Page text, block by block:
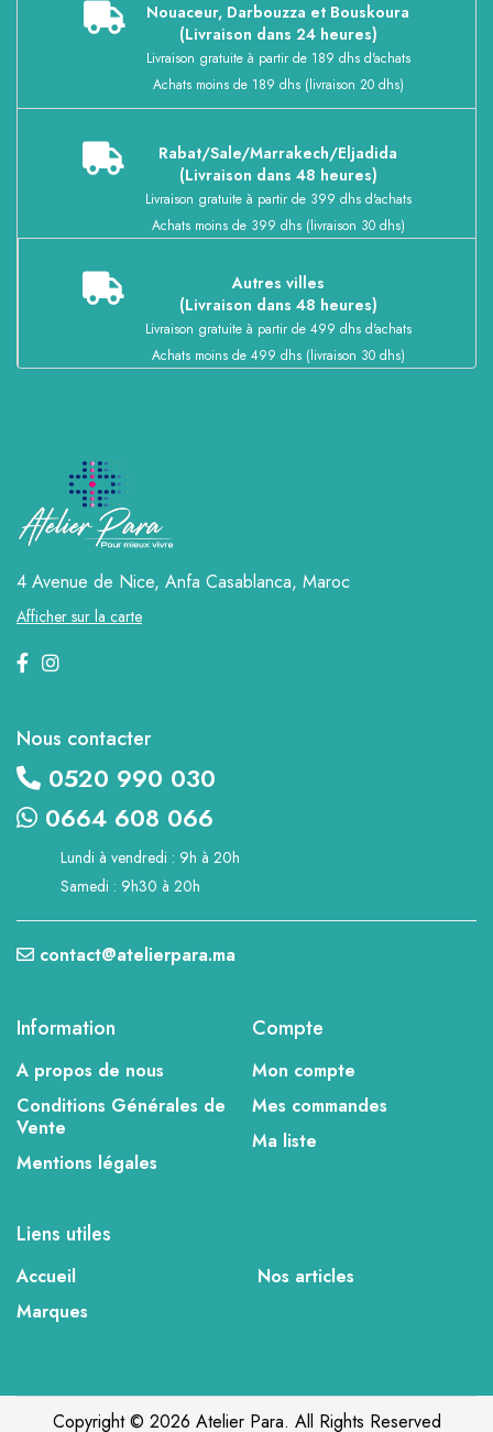
Nouaceur, Darbouzza et Bouskoura
(Livraison dans 24 heures)
Livraison gratuite à partir de 189 dhs d'achats
Achats moins de 189 dhs (livraison 20 dhs)
Rabat/Sale/Marrakech/Eljadida
(Livraison dans 48 heures)
Livraison gratuite à partir de 399 dhs d'achats
Achats moins de 399 dhs (livraison 30 dhs)
Autres villes
(Livraison dans 48 heures)
Livraison gratuite à partir de 499 dhs d'achats
Achats moins de 499 dhs (livraison 30 dhs)
4 Avenue de Nice, Anfa Casablanca, Maroc
Afficher sur la carte
Nous contacter
0520 990 030
0664 608 066
Lundi à vendredi : 9h à 20h
Samedi : 9h30 à 20h
contact@atelierpara.ma
Information
A propos de nous
Conditions Générales de
Vente
Mentions légales
Compte
Mon compte
Mes commandes
Ma liste
Liens utiles
Accueil
Nos articles
Marques
Copyright © 2026 Atelier Para. All Rights Reserved